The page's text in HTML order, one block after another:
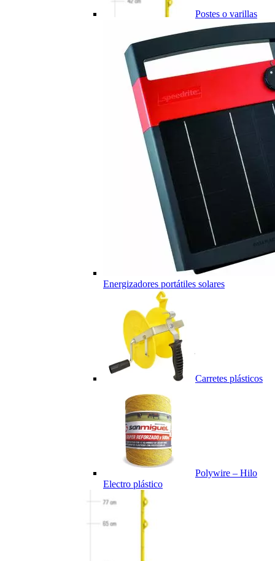
Postes o varillas
Energizadores portátiles solares
Carretes plásticos
Polywire – Hilo
Electro plástico